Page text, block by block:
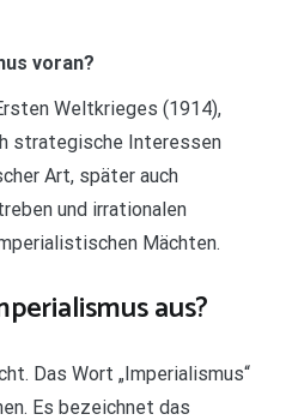
voran?
Weltkrieges (1914),
strategische Interessen
Art, später auch
und irrationalen
Mächten.
aus?
Das Wort „Imperialismus“
Es bezeichnet das